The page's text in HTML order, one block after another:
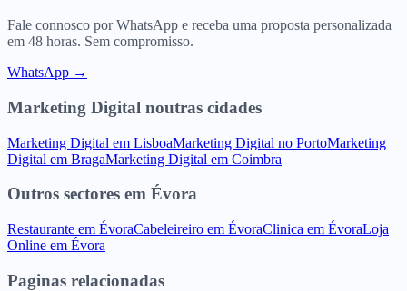
Fale connosco por WhatsApp e receba uma proposta personalizada
em 48 horas. Sem compromisso.
WhatsApp →
Marketing Digital noutras cidades
Marketing Digital em LisboaMarketing Digital no PortoMarketing
Digital em BragaMarketing Digital em Coimbra
Outros sectores em Évora
Restaurante em ÉvoraCabeleireiro em ÉvoraClinica em ÉvoraLoja
Online em Évora
Paginas relacionadas